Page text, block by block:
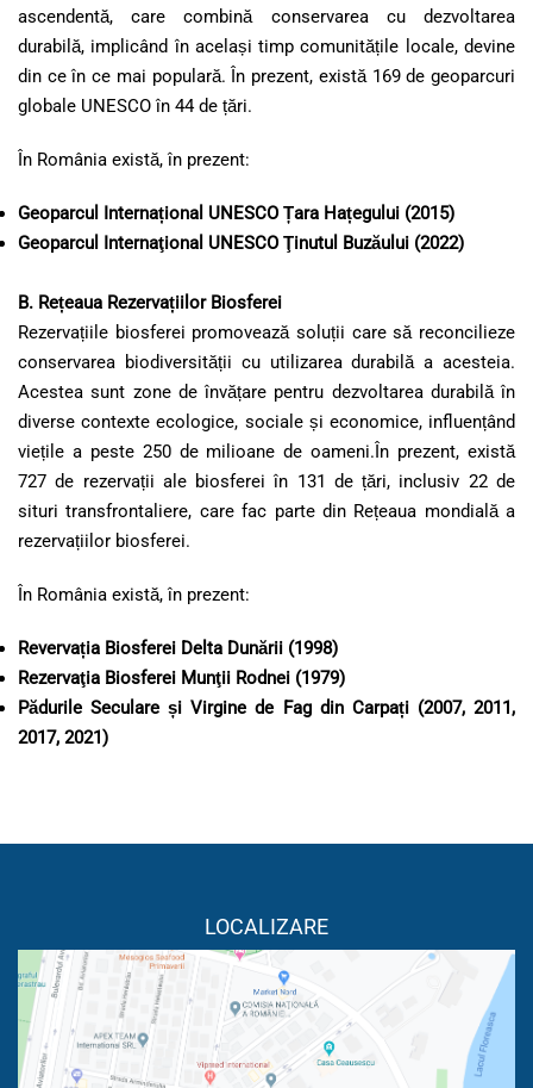
ascendentă, care combină conservarea cu dezvoltarea
durabilă, implicând în același timp comunitățile locale, devine
din ce în ce mai populară. În prezent, există 169 de geoparcuri
globale UNESCO în 44 de țări.
În România există, în prezent:
Geoparcul Internațional UNESCO Țara Hațegului (2015)
Geoparcul Internaţional UNESCO Ţinutul Buzăului (2022)
B. Rețeaua Rezervațiilor Biosferei
Rezervațiile biosferei promovează soluții care să reconcilieze
conservarea biodiversității cu utilizarea durabilă a acesteia.
Acestea sunt zone de învățare pentru dezvoltarea durabilă în
diverse contexte ecologice, sociale și economice, influențând
viețile a peste 250 de milioane de oameni.În prezent, există
727 de rezervații ale biosferei în 131 de țări, inclusiv 22 de
situri transfrontaliere, care fac parte din Rețeaua mondială a
rezervațiilor biosferei.
În România există, în prezent:
Revervația Biosferei Delta Dunării (1998)
Rezervaţia Biosferei Munţii Rodnei (1979)
Pădurile Seculare și Virgine de Fag din Carpați (2007, 2011,
2017, 2021)
LOCALIZARE